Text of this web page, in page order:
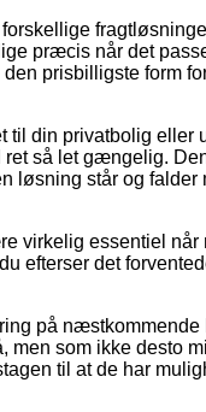
præcis når det
prisbilligste form
din privatbolig eller
så let gængelig.
løsning står og falder
virkelig essentiel
efterser det
på
men som ikke desto
til at de har